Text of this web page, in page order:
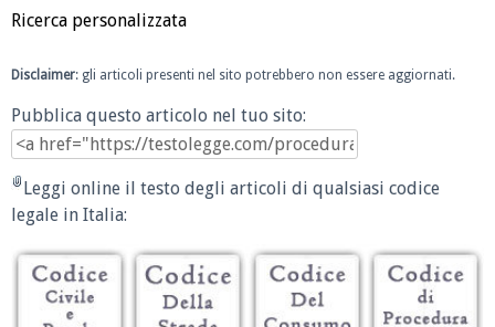
Ricerca personalizzata
Disclaimer: gli articoli presenti nel sito potrebbero non essere aggiornati.
Pubblica questo articolo nel tuo sito:
Leggi online il testo degli articoli di qualsiasi codice
legale in Italia: